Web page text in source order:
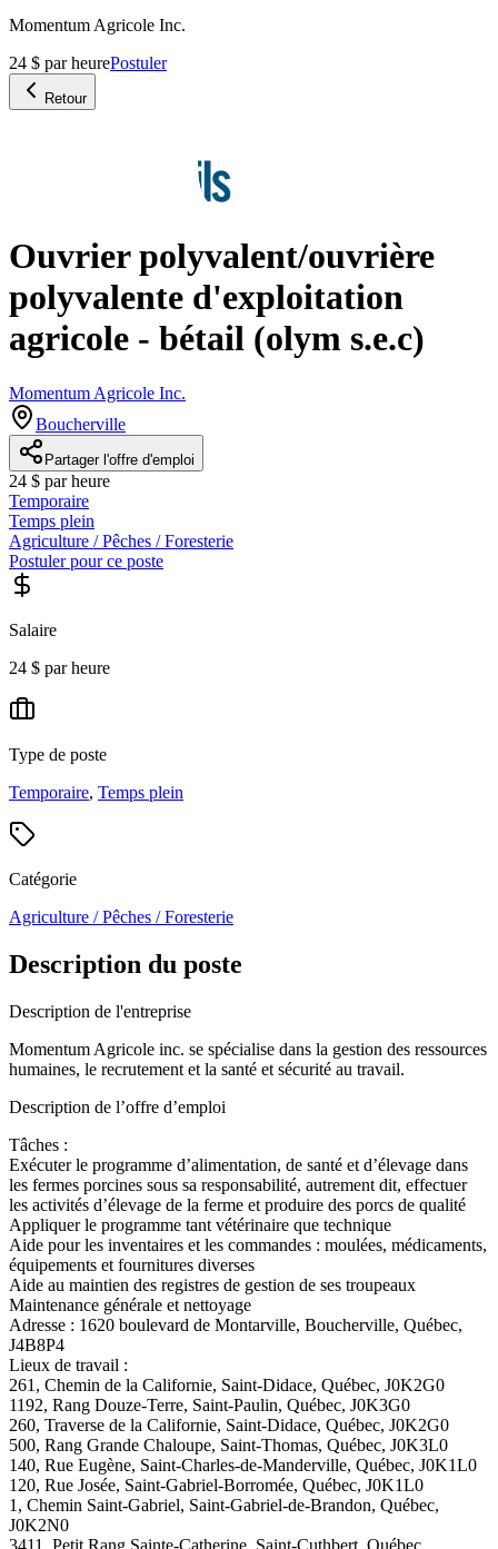
Momentum Agricole Inc.
24 $ par heurePostuler
Retour
Ouvrier polyvalent/ouvrière
polyvalente d'exploitation
agricole - bétail (olym s.e.c)
Momentum Agricole Inc.
Boucherville
Partager l'offre d'emploi
24 $ par heure
Temporaire
Temps plein
Agriculture / Pêches / Foresterie
Postuler pour ce poste
Salaire
24 $ par heure
Type de poste
Temporaire, Temps plein
Catégorie
Agriculture / Pêches / Foresterie
Description du poste
Description de l'entreprise
Momentum Agricole inc. se spécialise dans la gestion des ressources
humaines, le recrutement et la santé et sécurité au travail.
Description de l’offre d’emploi
Tâches :
Exécuter le programme d’alimentation, de santé et d’élevage dans
les fermes porcines sous sa responsabilité, autrement dit, effectuer
les activités d’élevage de la ferme et produire des porcs de qualité
Appliquer le programme tant vétérinaire que technique
Aide pour les inventaires et les commandes : moulées, médicaments,
équipements et fournitures diverses
Aide au maintien des registres de gestion de ses troupeaux
Maintenance générale et nettoyage
Adresse : 1620 boulevard de Montarville, Boucherville, Québec,
J4B8P4
Lieux de travail :
261, Chemin de la Californie, Saint-Didace, Québec, J0K2G0
1192, Rang Douze-Terre, Saint-Paulin, Québec, J0K3G0
260, Traverse de la Californie, Saint-Didace, Québec, J0K2G0
500, Rang Grande Chaloupe, Saint-Thomas, Québec, J0K3L0
140, Rue Eugène, Saint-Charles-de-Manderville, Québec, J0K1L0
120, Rue Josée, Saint-Gabriel-Borromée, Québec, J0K1L0
1, Chemin Saint-Gabriel, Saint-Gabriel-de-Brandon, Québec,
J0K2N0
3411, Petit Rang Sainte-Catherine, Saint-Cuthbert, Québec,